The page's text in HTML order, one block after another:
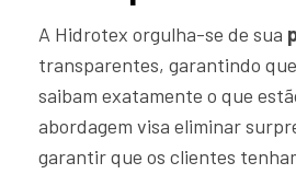
A Hidrotex orgulha-se de sua
transparentes, garantindo
saibam exatamente o que
abordagem visa eliminar
garantir que os clientes